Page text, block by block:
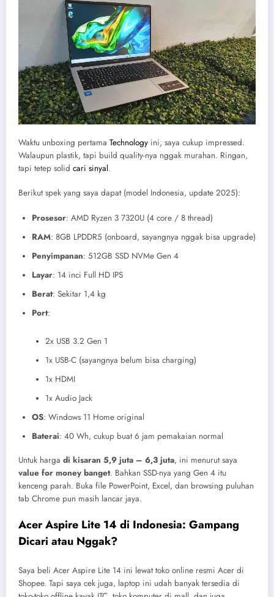
Waktu unboxing pertama Technology ini, saya cukup impressed.
Walaupun plastik, tapi build quality-nya nggak murahan. Ringan,
tapi tetep solid cari sinyal.
Berikut spek yang saya dapat (model Indonesia, update 2025):
Prosesor: AMD Ryzen 3 7320U (4 core / 8 thread)
RAM: 8GB LPDDR5 (onboard, sayangnya nggak bisa upgrade)
Penyimpanan: 512GB SSD NVMe Gen 4
Layar: 14 inci Full HD IPS
Berat: Sekitar 1,4 kg
Port:
2x USB 3.2 Gen 1
1x USB-C (sayangnya belum bisa charging)
1x HDMI
1x Audio Jack
OS: Windows 11 Home original
Baterai: 40 Wh, cukup buat 6 jam pemakaian normal
Untuk harga di kisaran 5,9 juta – 6,3 juta, ini menurut saya
value for money banget. Bahkan SSD-nya yang Gen 4 itu
kenceng parah. Buka file PowerPoint, Excel, dan browsing puluhan
tab Chrome pun masih lancar jaya.
Acer Aspire Lite 14 di Indonesia: Gampang
Dicari atau Nggak?
Saya beli Acer Aspire Lite 14 ini lewat toko online resmi Acer di
Shopee. Tapi saya cek juga, laptop ini udah banyak tersedia di